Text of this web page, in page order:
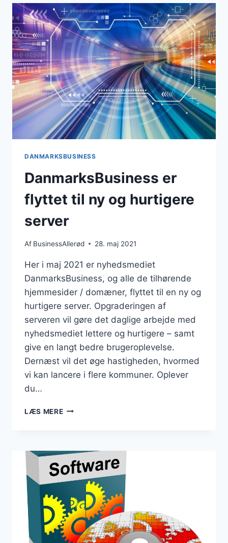
DANMARKSBUSINESS
DanmarksBusiness er
flyttet til ny og hurtigere
server
Af BusinessAllerød 28. maj 2021
Her i maj 2021 er nyhedsmediet
DanmarksBusiness, og alle de tilhørende
hjemmesider / domæner, flyttet til en ny og
hurtigere server. Opgraderingen af
serveren vil gøre det daglige arbejde med
nyhedsmediet lettere og hurtigere – samt
give en langt bedre brugeroplevelse.
Dernæst vil det øge hastigheden, hvormed
vi kan lancere i flere kommuner. Oplever
du…
LÆS MEREDANMARKSBUSINESS
NY
OG
HURTIGERE
SERVER